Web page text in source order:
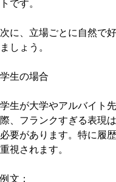
トです。
次に、立場ごとに自然で
ましょう。
学生の場合
学生が大学やアルバイト
際、フランクすぎる表現
必要があります。特に履
重視されます。
例文：